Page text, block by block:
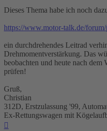
Dieses Thema habe ich noch
https://www.motor-talk.de/
ein durchdrehendes Leitrad
Drehmomentverstärkung. Das
beobachten und heute nach dem
prüfen!
Gruß,
Christian
312D, Erstzulassung '99,
Ex-Rettungswagen mit